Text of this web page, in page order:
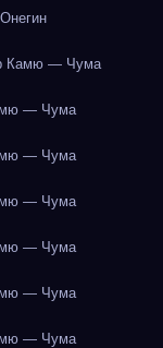
Камю — Чума
— Чума
— Чума
— Чума
— Чума
— Чума
— Чума